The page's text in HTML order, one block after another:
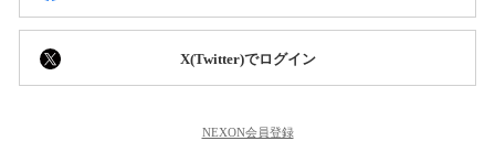
X(Twitter)でログイン
NEXON会員登録